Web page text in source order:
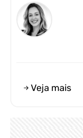
Veja mais